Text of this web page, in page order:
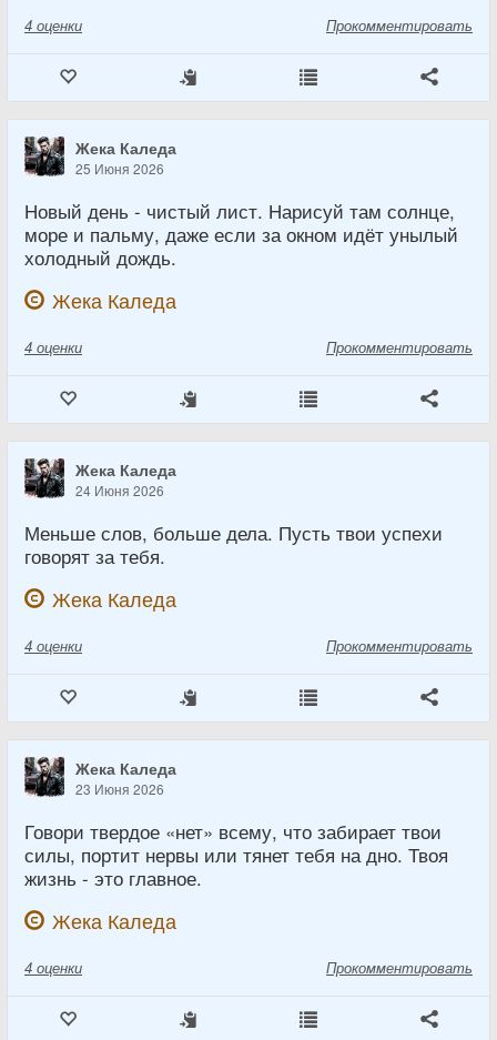
4 оценки Прокомментировать
Жека Каледа
25 Июня 2026
Новый день - чистый лист. Нарисуй там солнце,
море и пальму, даже если за окном идёт унылый
холодный дождь.
Жека Каледа
4 оценки Прокомментировать
Жека Каледа
24 Июня 2026
Меньше слов, больше дела. Пусть твои успехи
говорят за тебя.
Жека Каледа
4 оценки Прокомментировать
Жека Каледа
23 Июня 2026
Говори твердое «нет» всему, что забирает твои
силы, портит нервы или тянет тебя на дно. Твоя
жизнь - это главное.
Жека Каледа
4 оценки Прокомментировать